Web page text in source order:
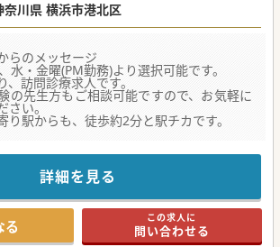
神奈川県 横浜市港北区
らのメッセージ
・金曜(PM勤務)より選択可能です。
訪問診療求人です。
の先生方もご相談可能ですので、お気軽に
い。
駅からも、徒歩約2分と駅チカです。
詳細を見る
る この求人に
問い合わせる